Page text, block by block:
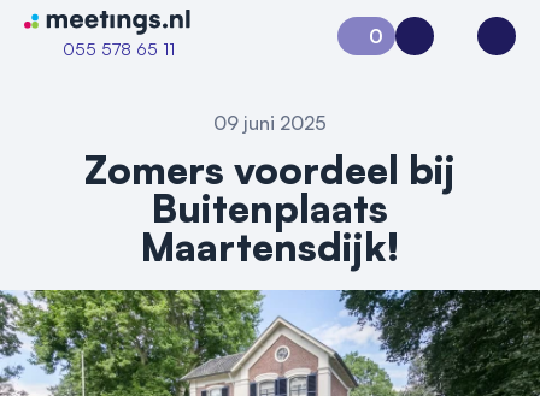
Naar home van Meetings
055 578 65 11
0
Aanvraag 0Inloggen
09 juni 2025
Zomers voordeel bij
Buitenplaats
Maartensdijk!